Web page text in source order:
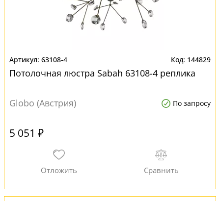
63108-4 144829
Потолочная люстра Sabah 63108-4 реплика
Globo (Австрия) По запросу
5 051 ₽